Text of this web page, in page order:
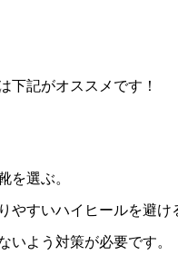
下記がオススメです！
を選ぶ。
やすいハイヒールを避け
いよう対策が必要です。